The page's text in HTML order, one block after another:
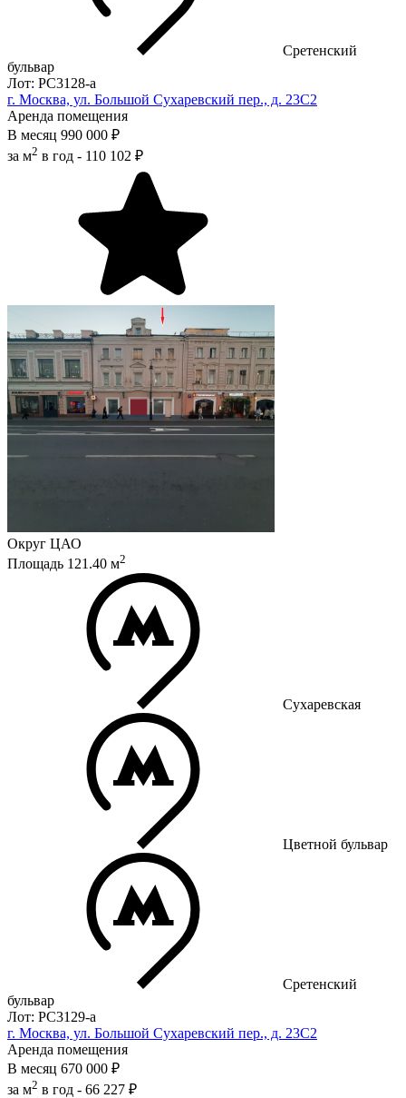
Сретенский
бульвар
Лот: РС3128-a
г. Москва, ул. Большой Сухаревский пер., д. 23С2
Аренда помещения
В месяц 990 000 ₽
за м2 в год - 110 102 ₽
Округ ЦАО
Площадь 121.40 м2
Сухаревская
Цветной бульвар
Сретенский
бульвар
Лот: РС3129-a
г. Москва, ул. Большой Сухаревский пер., д. 23С2
Аренда помещения
В месяц 670 000 ₽
за м2 в год - 66 227 ₽